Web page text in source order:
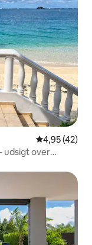
4,95 ud af 5 i
4,95 (42)
udsigt over